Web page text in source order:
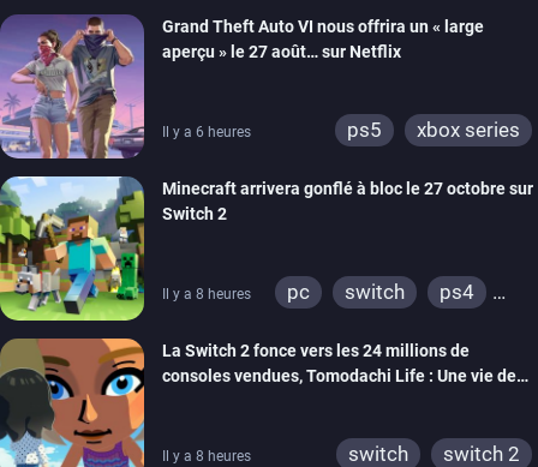
Grand Theft Auto VI nous offrira un « large
aperçu » le 27 août… sur Netflix
Il y a 6 heures ps5 xbox series
Minecraft arrivera gonflé à bloc le 27 octobre sur
Switch 2
Il y a 8 heures pc switch
ps4
wiiu
3ds
ps3
xbox 360
switch 2
La Switch 2 fonce vers les 24 millions de
consoles vendues, Tomodachi Life : Une vie de
Il y a 8 heures switch switch 2